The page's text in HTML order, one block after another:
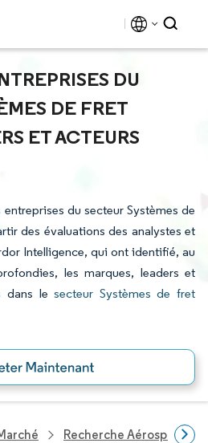
DU
DE FRET
ET ACTEURS
du secteur Systèmes de
des évaluations des analystes et
Intelligence, qui ont identifié, au
les marques, leaders et
dans lesecteur Systèmes de fret
Recherche Aérospatiale